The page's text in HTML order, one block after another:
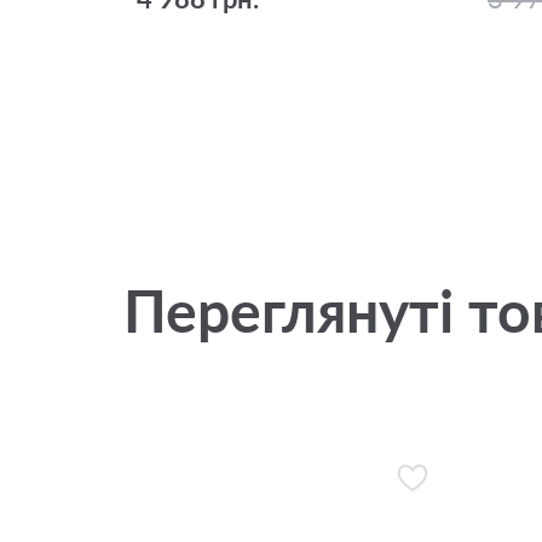
Переглянуті